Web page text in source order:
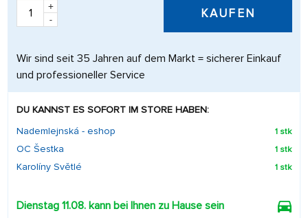
+
-
KAUFEN
Wir sind seit 35 Jahren auf dem Markt = sicherer Einkauf
und professioneller Service
DU KANNST ES SOFORT IM STORE HABEN:
Nademlejnská - eshop
1 stk
OC Šestka 1 stk
Karolíny Světlé 1 stk
Dienstag 11.08. kann bei Ihnen zu Hause sein